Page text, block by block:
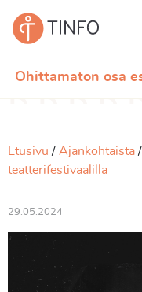
Ohittamaton osa
Etusivu Ajankohtaista
teatterifestivaalilla
29.05.2024